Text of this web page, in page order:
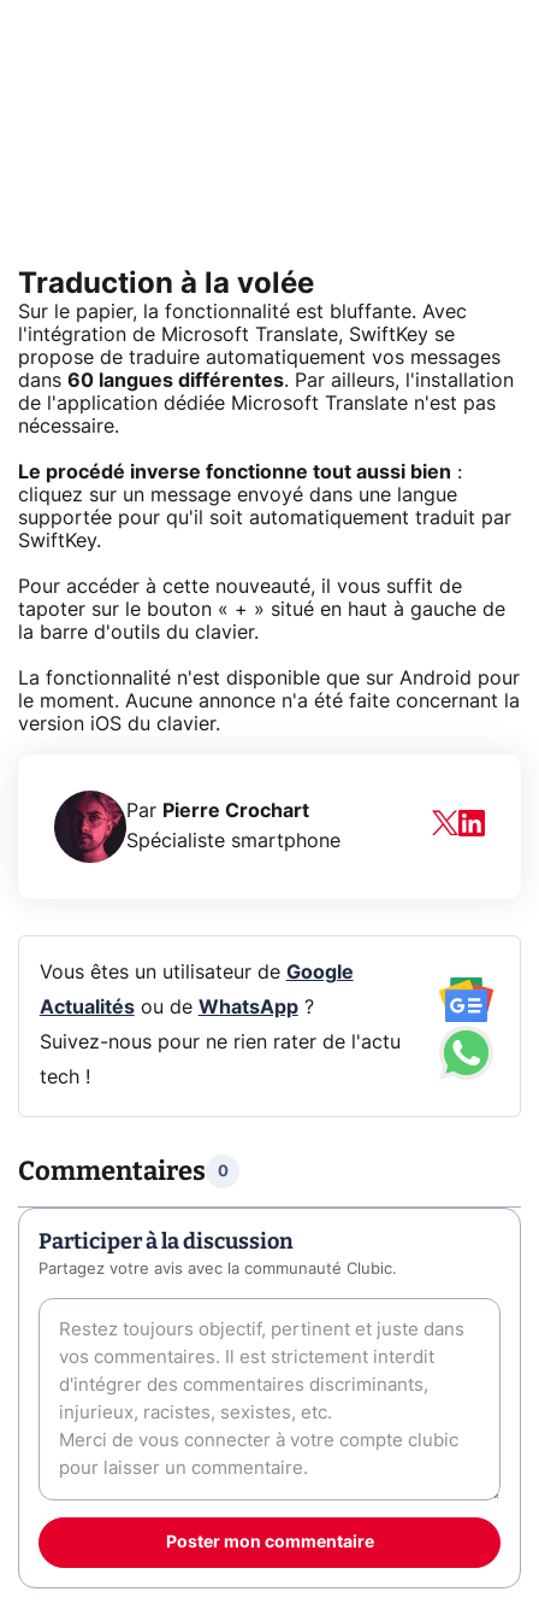
Traduction à la volée
Sur le papier, la fonctionnalité est bluffante. Avec
l'intégration de Microsoft Translate, SwiftKey se
propose de traduire automatiquement vos messages
dans 60 langues différentes. Par ailleurs, l'installation
de l'application dédiée Microsoft Translate n'est pas
nécessaire.
Le procédé inverse fonctionne tout aussi bien :
cliquez sur un message envoyé dans une langue
supportée pour qu'il soit automatiquement traduit par
SwiftKey.
Pour accéder à cette nouveauté, il vous suffit de
tapoter sur le bouton « + » situé en haut à gauche de
la barre d'outils du clavier.
La fonctionnalité n'est disponible que sur Android pour
le moment. Aucune annonce n'a été faite concernant la
version iOS du clavier.
Par Pierre Crochart
Spécialiste smartphone
Vous êtes un utilisateur de Google
Actualitésou de WhatsApp?
Suivez-nous pour ne rien rater de l'actu
tech !
Commentaires 0
Participer à la discussion
Partagez votre avis avec la communauté Clubic.
Poster mon commentaire